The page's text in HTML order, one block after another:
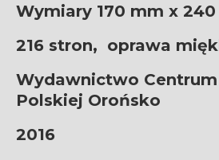
Wymiary 170 mm x
216 stron, oprawa
Wydawnictwo Centrum
Polskiej Orońsko
2016